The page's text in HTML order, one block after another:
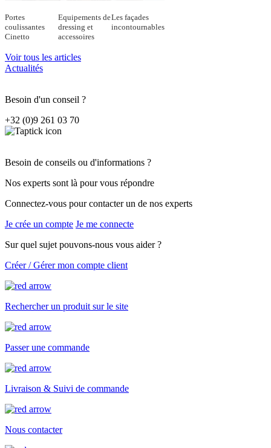
Portes
coulissantes
Cinetto
Equipements de
dressing et
accessoires
Les façades
incontournables
Voir tous les articles
Actualités
Besoin d'un conseil ?
+32 (0)9 261 03 70
Besoin de conseils ou d'informations ?
Nos experts sont là pour vous répondre
Connectez-vous pour contacter un de nos experts
Je crée un compte Je me connecte
Sur quel sujet pouvons-nous vous aider ?
Créer / Gérer mon compte client
Rechercher un produit sur le site
Passer une commande
Livraison & Suivi de commande
Nous contacter